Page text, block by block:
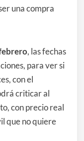
una compra
, las fechas
para ver si
con el
criticar al
con precio real
que no quiere